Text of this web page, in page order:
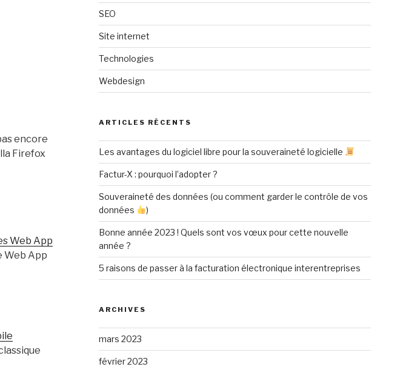
encore
Firefox
Web App
Web App
SEO
Site internet
Technologies
Webdesign
ARTICLES RÉCENTS
Les avantages du logiciel libre pour la souveraineté logicielle
Factur-X : pourquoi l’adopter ?
Souveraineté des données (ou comment garder le contrôle de vos
données
)
Bonne année 2023 ! Quels sont vos vœux pour cette nouvelle
année ?
5 raisons de passer à la facturation électronique interentreprises
ARCHIVES
mars 2023
février 2023